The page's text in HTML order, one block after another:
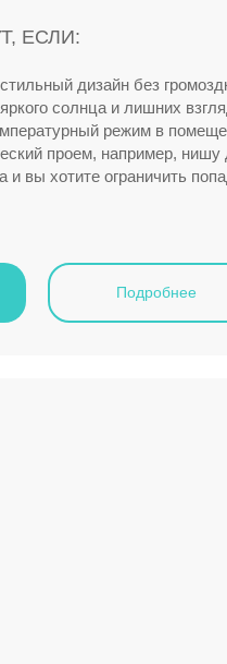
дизайн без
солнца и лишних
режим в
проем, например, нишу
и вы хотите ограничить
ЕСЛИ:
Подробнее